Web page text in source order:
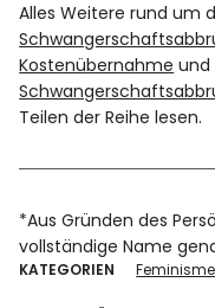
Alles Weitere rund um
Kostenübernahme
Teilen der Reihe lesen.
*Aus Gründen des
vollständige Name
KATEGORIEN